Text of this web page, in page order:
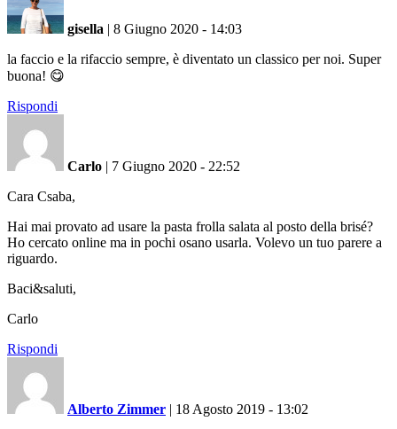
gisella | 8 Giugno 2020 - 14:03
la faccio e la rifaccio sempre, è diventato un classico per noi. Super
buona! 😋
Rispondi
Carlo | 7 Giugno 2020 - 22:52
Cara Csaba,
Hai mai provato ad usare la pasta frolla salata al posto della brisé?
Ho cercato online ma in pochi osano usarla. Volevo un tuo parere a
riguardo.
Baci&saluti,
Carlo
Rispondi
Alberto Zimmer | 18 Agosto 2019 - 13:02